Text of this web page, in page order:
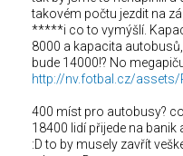
takovém počtu jezdit na
*****i co to vymýšlí.
8000 a kapacita
bude 14000!? No
http://nv.fotbal.cz/assets/
400 míst pro autobusy?
18400 lidí přijede na banik
:D to by musely zavřít